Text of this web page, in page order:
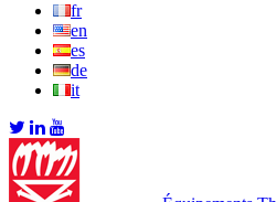
fr
en
es
de
it